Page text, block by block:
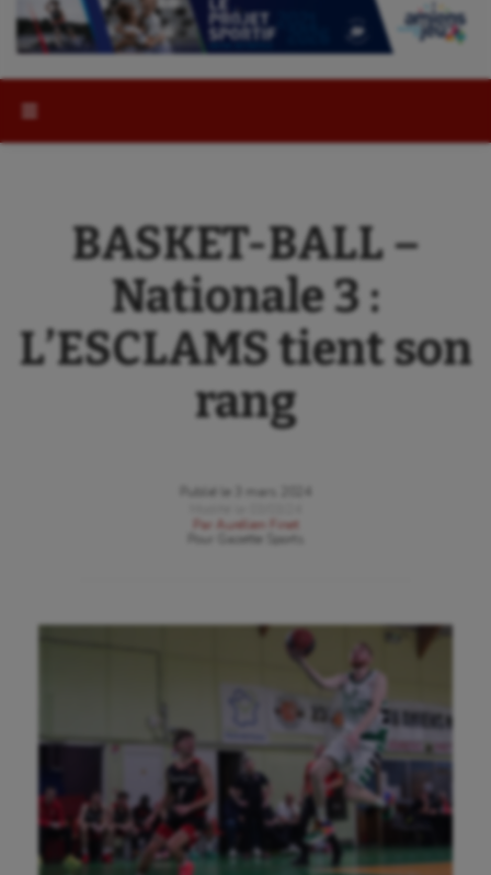
BASKET-BALL –
Nationale 3 :
L’ESCLAMS tient son
rang
Publié le
3 mars 2024
Par
Aurélien Finet
Gazette Sports